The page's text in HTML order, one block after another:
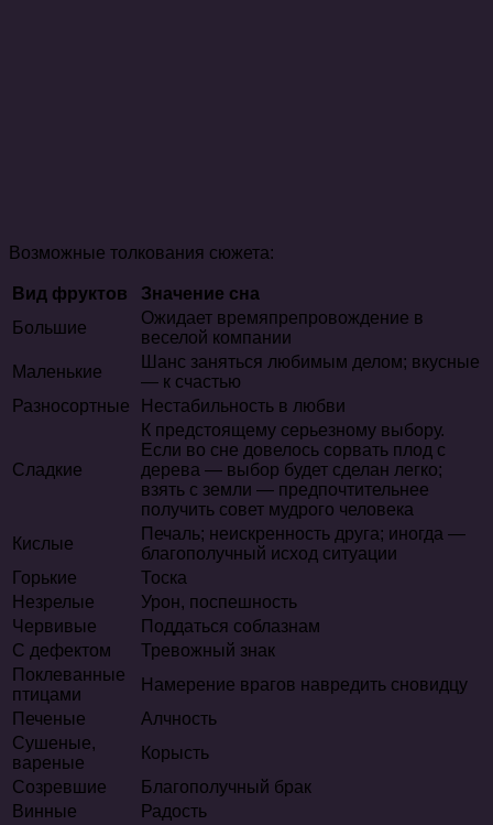
Возможные толкования сюжета:
Вид фруктов
Значение сна
Большие
Ожидает времяпрепровождение в
веселой компании
Маленькие
Шанс заняться любимым делом; вкусные
— к счастью
Разносортные
Нестабильность в любви
Сладкие
К предстоящему серьезному выбору.
Если во сне довелось сорвать плод с
дерева — выбор будет сделан легко;
взять с земли — предпочтительнее
получить совет мудрого человека
Кислые
Печаль; неискренность друга; иногда —
благополучный исход ситуации
Горькие
Тоска
Незрелые
Урон, поспешность
Червивые
Поддаться соблазнам
С дефектом
Тревожный знак
Поклеванные
птицами
Намерение врагов навредить сновидцу
Печеные
Алчность
Сушеные,
вареные
Корысть
Созревшие
Благополучный брак
Винные
Радость